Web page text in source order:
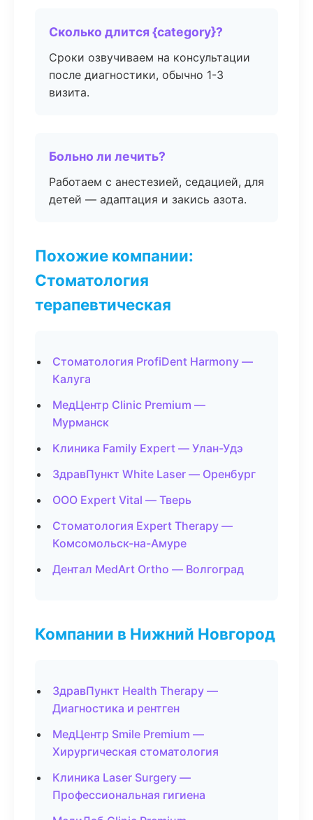
Сколько длится {category}?
Сроки озвучиваем на консультации
после диагностики, обычно 1-3
визита.
Больно ли лечить?
Работаем с анестезией, седацией, для
детей — адаптация и закись азота.
Похожие компании:
Стоматология
терапевтическая
Стоматология ProfiDent Harmony —
Калуга
МедЦентр Clinic Premium —
Мурманск
Клиника Family Expert — Улан-Удэ
ЗдравПункт White Laser — Оренбург
ООО Expert Vital — Тверь
Стоматология Expert Therapy —
Комсомольск-на-Амуре
Дентал MedArt Ortho — Волгоград
Компании в Нижний Новгород
ЗдравПункт Health Therapy —
Диагностика и рентген
МедЦентр Smile Premium —
Хирургическая стоматология
Клиника Laser Surgery —
Профессиональная гигиена